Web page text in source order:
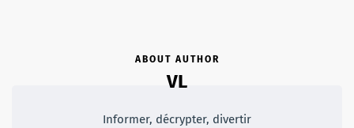
ABOUT AUTHOR
VL
Informer, décrypter, divertir